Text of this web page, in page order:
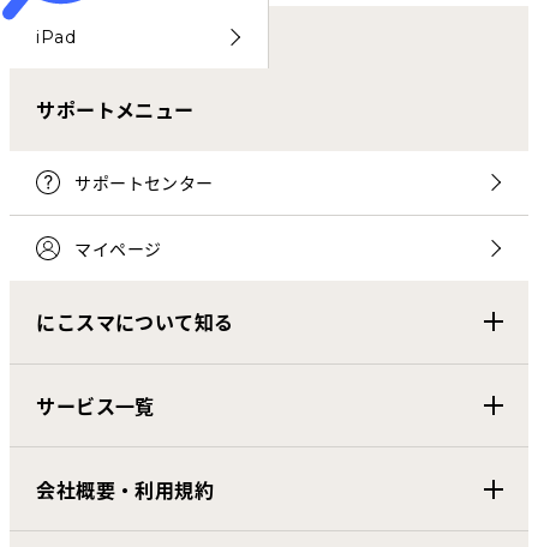
iPad
サポートメニュー
サポートセンター
マイページ
にこスマについて知る
サービス一覧
会社概要・利用規約